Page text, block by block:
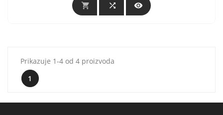
  
Prikazuje 1-4 od 4 proizvoda
1